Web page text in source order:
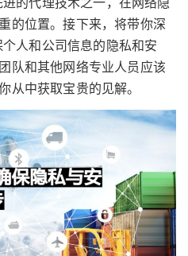
的位置。接下来，将带你深
人和公司信息的隐私和安
队和其他网络专业人员应该
从中获取宝贵的见解。